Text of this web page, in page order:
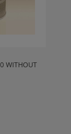
WITHOUT